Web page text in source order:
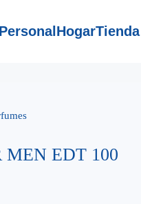
HogarTienda
MEN EDT 100